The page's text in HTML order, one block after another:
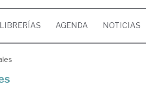
LIBRERÍAS AGENDA NOTICIAS